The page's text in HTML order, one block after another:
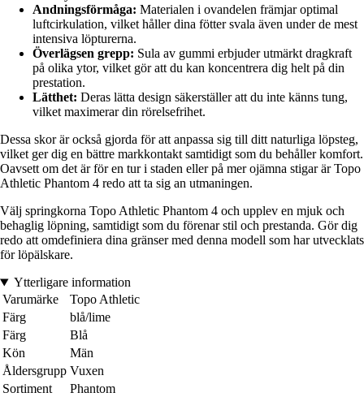
Andningsförmåga: Materialen i ovandelen främjar optimal
luftcirkulation, vilket håller dina fötter svala även under de mest
intensiva löpturerna.
Överlägsen grepp: Sula av gummi erbjuder utmärkt dragkraft
på olika ytor, vilket gör att du kan koncentrera dig helt på din
prestation.
Lätthet: Deras lätta design säkerställer att du inte känns tung,
vilket maximerar din rörelsefrihet.
Dessa skor är också gjorda för att anpassa sig till ditt naturliga löpsteg,
vilket ger dig en bättre markkontakt samtidigt som du behåller komfort.
Oavsett om det är för en tur i staden eller på mer ojämna stigar är Topo
Athletic Phantom 4 redo att ta sig an utmaningen.
Välj springkorna Topo Athletic Phantom 4 och upplev en mjuk och
behaglig löpning, samtidigt som du förenar stil och prestanda. Gör dig
redo att omdefiniera dina gränser med denna modell som har utvecklats
för löpälskare.
Ytterligare information
Varumärke
Topo Athletic
Färg
blå/lime
Färg
Blå
Kön
Män
Åldersgrupp Vuxen
Sortiment
Phantom